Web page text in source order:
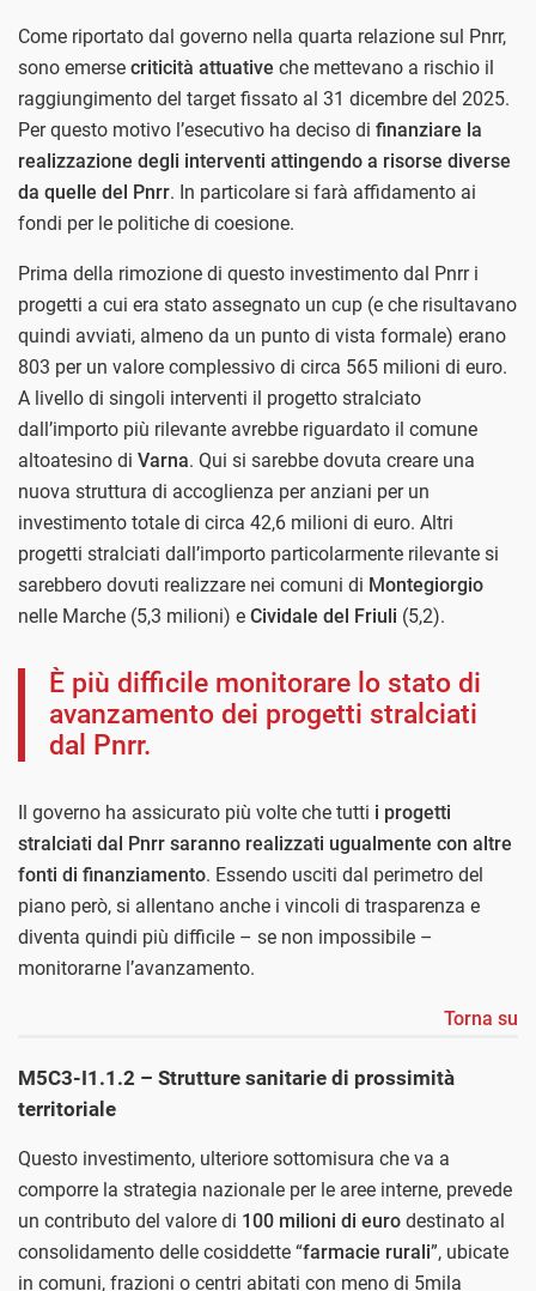
Come riportato dal governo nella quarta relazione sul Pnrr,
sono emerse criticità attuative che mettevano a rischio il
raggiungimento del target fissato al 31 dicembre del 2025.
Per questo motivo l’esecutivo ha deciso di finanziare la
realizzazione degli interventi attingendo a risorse diverse
da quelle del Pnrr. In particolare si farà affidamento ai
fondi per le politiche di coesione.
Prima della rimozione di questo investimento dal Pnrr i
progetti a cui era stato assegnato un cup (e che risultavano
quindi avviati, almeno da un punto di vista formale) erano
803 per un valore complessivo di circa 565 milioni di euro.
A livello di singoli interventi il progetto stralciato
dall’importo più rilevante avrebbe riguardato il comune
altoatesino di Varna. Qui si sarebbe dovuta creare una
nuova struttura di accoglienza per anziani per un
investimento totale di circa 42,6 milioni di euro. Altri
progetti stralciati dall’importo particolarmente rilevante si
sarebbero dovuti realizzare nei comuni di Montegiorgio
nelle Marche (5,3 milioni) e Cividale del Friuli (5,2).
È più difficile monitorare lo stato di
avanzamento dei progetti stralciati
dal Pnrr.
Il governo ha assicurato più volte che tutti i progetti
stralciati dal Pnrr saranno realizzati ugualmente con altre
fonti di finanziamento. Essendo usciti dal perimetro del
piano però, si allentano anche i vincoli di trasparenza e
diventa quindi più difficile – se non impossibile –
monitorarne l’avanzamento.
Torna su
M5C3-I1.1.2 – Strutture sanitarie di prossimità
territoriale
Questo investimento, ulteriore sottomisura che va a
comporre la strategia nazionale per le aree interne, prevede
un contributo del valore di 100 milioni di euro destinato al
consolidamento delle cosiddette “farmacie rurali”, ubicate
in comuni, frazioni o centri abitati con meno di 5mila